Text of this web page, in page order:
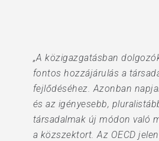
„A közigazgatásban
fontos hozzájárulás a
fejlődéséhez. Azonban
és az igényesebb,
társadalmak új módon való
a közszektort. Az OECD